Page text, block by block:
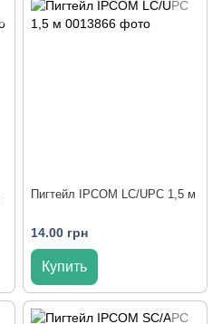
Пигтейл IPCOM LC/UPC 1,5 м
14.00 грн
Купить